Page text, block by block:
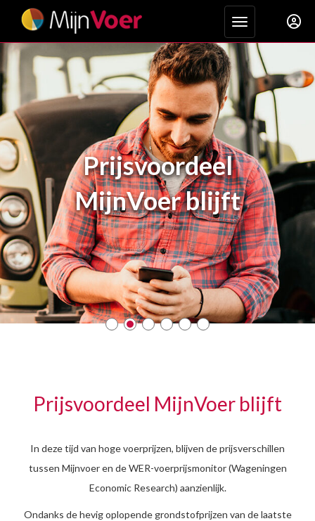
Toggle
Prijsvoordeel
MijnVoer blijft
Prijsvoordeel MijnVoer blijft
In deze tijd van hoge voerprijzen, blijven de prijsverschillen
tussen Mijnvoer en de WER-voerprijsmonitor (Wageningen
Economic Research) aanzienlijk.
Ondanks de hevig oplopende grondstofprijzen van de laatste